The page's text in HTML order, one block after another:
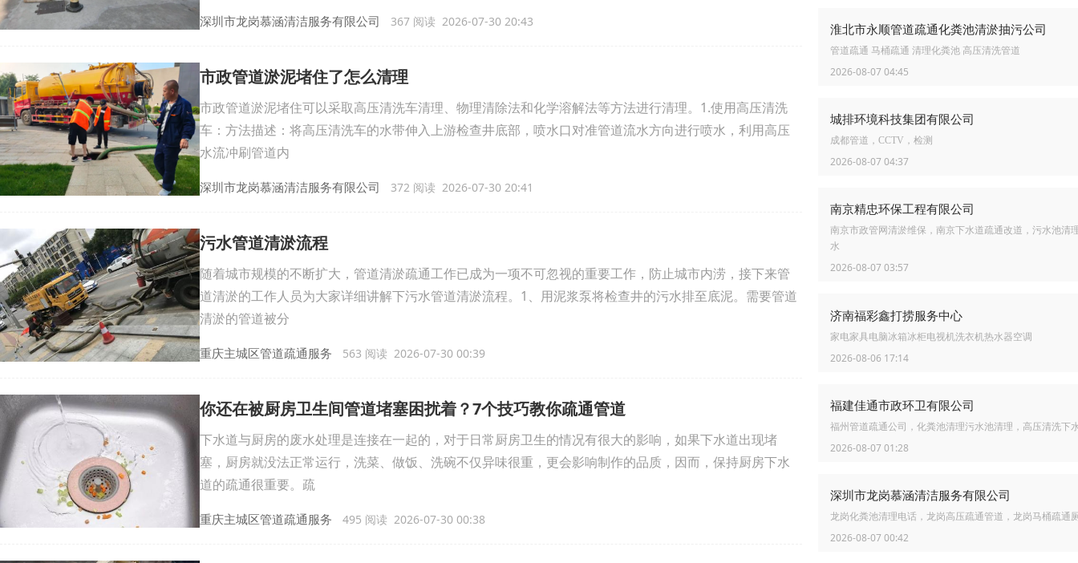
深圳市龙岗慕涵清洁服务有限公司 367 阅读 2026-07-30 20:43
市政管道淤泥堵住了怎么清理
市政管道淤泥堵住可以采取高压清洗车清理、物理清除法和化学溶解法等方法进行清理。1.使用高压清洗
车：方法描述：将高压清洗车的水带伸入上游检查井底部，喷水口对准管道流水方向进行喷水，利用高压
水流冲刷管道内
深圳市龙岗慕涵清洁服务有限公司 372 阅读 2026-07-30 20:41
污水管道清淤流程
随着城市规模的不断扩大，管道清淤疏通工作已成为一项不可忽视的重要工作，防止城市内涝，接下来管
道清淤的工作人员为大家详细讲解下污水管道清淤流程。1、用泥浆泵将检查井的污水排至底泥。需要管道
清淤的管道被分
重庆主城区管道疏通服务 563 阅读 2026-07-30 00:39
你还在被厨房卫生间管道堵塞困扰着？7个技巧教你疏通管道
下水道与厨房的废水处理是连接在一起的，对于日常厨房卫生的情况有很大的影响，如果下水道出现堵
塞，厨房就没法正常运行，洗菜、做饭、洗碗不仅异味很重，更会影响制作的品质，因而，保持厨房下水
道的疏通很重要。疏
重庆主城区管道疏通服务 495 阅读 2026-07-30 00:38
淮北市永顺管道疏通化粪池清淤抽污公司
管道疏通 马桶疏通 清理化粪池 高压清洗管道
2026-08-07 04:45
城排环境科技集团有限公司
成都管道，CCTV，检测
2026-08-07 04:37
南京精忠环保工程有限公司
南京市政管网清淤维保，南京下水道疏通改道，污水池清
水
2026-08-07 03:57
济南福彩鑫打捞服务中心
家电家具电脑冰箱冰柜电视机洗衣机热水器空调
2026-08-06 17:14
福建佳通市政环卫有限公司
福州管道疏通公司，化粪池清理污水池清理，高压清洗下
2026-08-07 01:28
深圳市龙岗慕涵清洁服务有限公司
龙岗化粪池清理电话，龙岗高压疏通管道，龙岗马桶疏通
2026-08-07 00:42